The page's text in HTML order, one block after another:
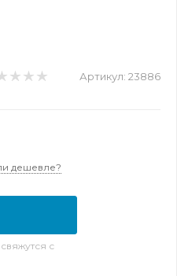
Артикул: 23886
дешевле?
с